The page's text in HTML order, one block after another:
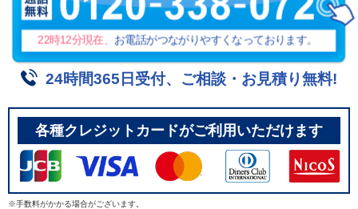
22時12分現在、 お電話がつながりやすくなっております。
24時間365日受付、ご相談・お見積り無料!
各種クレジットカードがご利用いただけます
※手数料がかかる場合がございます。